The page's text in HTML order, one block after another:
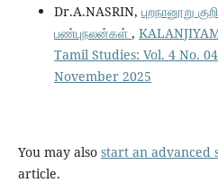
Dr.A.NASRIN, புறநானூறு
பண்புநலன்கள் ,
Tamil Studies: Vol. 4 No.
November 2025
You may also start an advanced
article.